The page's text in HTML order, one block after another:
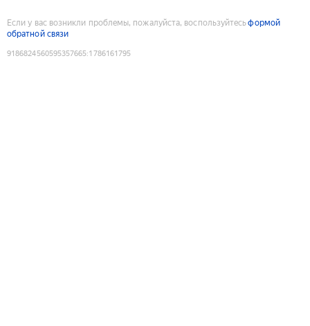
Если у вас возникли проблемы, пожалуйста, воспользуйтесьформой
обратной связи
9186824560595357665:1786161795